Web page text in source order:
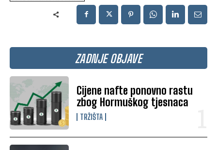
ZADNJE OBJAVE
Cijene nafte ponovno rastu
zbog Hormuškog tjesnaca
TRŽIŠTA